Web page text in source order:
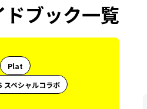
ブック一覧
Plat
スペシャルコラボ